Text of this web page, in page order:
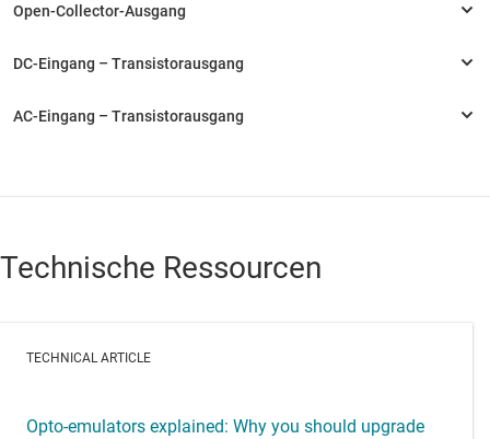
Technische Ressourcen
TECHNICAL ARTICLE
Opto-emulators explained: Why you should upgrade